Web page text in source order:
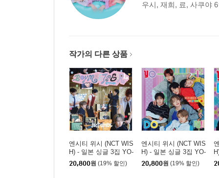
우시, 재희, 료, 사쿠야
작가의 다른 상품
엔시티 위시 (NCT WIS
H) - 일본 싱글 3집 YO-
I-DON! / BOY MEETS
GIRL [통상판 BOY ME
20,800원 (19% 할인)
엔시티 위시 (NCT WIS
H) - 일본 싱글 3집 YO-
I-DON! / BOY MEETS
GIRL [통상판 YO-I-DO
20,800원 (19% 할인)